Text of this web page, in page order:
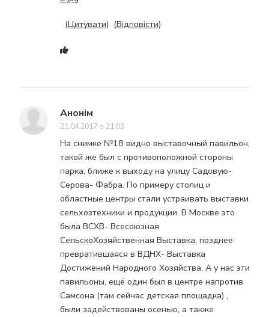
(Цитувати) (Відповісти)
Анонім
21.04.2017 о 21:03
На снимке №18 видно выставочный павильон,
такой же был с противоположной стороны
парка, ближе к выходу на улицу Садовую-
Серова- Фабра. По примеру столиц и
областные центры стали устраивать выставки
сельхозтехники и продукции. В Москве это
была ВСХВ- Всесоюзная
СельскоХозяйственная Выставка, позднее
превратившаяся в ВДНХ- Выставка
Достижений Народного Хозяйства. А у нас эти
павильоны, ещё один был в центре напротив
Самсона (там сейчас детская площадка) ,
были задействованы осенью, а также